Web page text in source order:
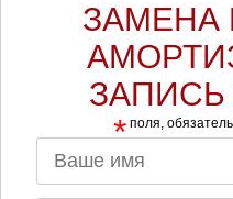
Сочи
Сургут
Тольятти
ЗАМЕНА
* поля,